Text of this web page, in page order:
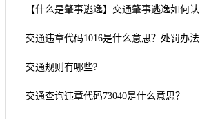
【什么是肇事逃逸】交通肇事逃逸如何认
交通违章代码1016是什么意思？处罚办法
交通规则有哪些?
交通查询违章代码73040是什么意思？